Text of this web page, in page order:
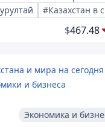
#Казахстан в
$467.48
и мира на сегодня
и бизнеса
Экономика и